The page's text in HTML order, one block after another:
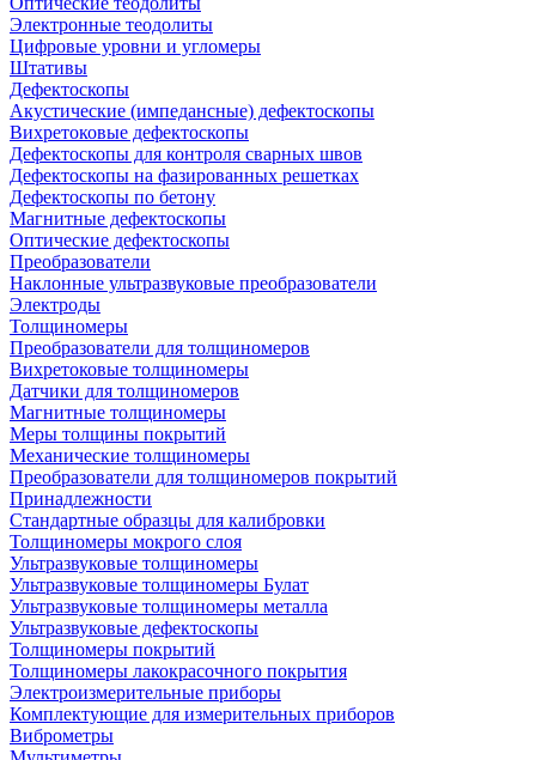
Электронные теодолиты
Цифровые уровни и угломеры
Штативы
Дефектоскопы
Акустические (импедансные) дефектоскопы
Вихретоковые дефектоскопы
Дефектоскопы для контроля сварных швов
Дефектоскопы на фазированных решетках
Дефектоскопы по бетону
Магнитные дефектоскопы
Оптические дефектоскопы
Преобразователи
Наклонные ультразвуковые преобразователи
Электроды
Толщиномеры
Преобразователи для толщиномеров
Вихретоковые толщиномеры
Датчики для толщиномеров
Магнитные толщиномеры
Меры толщины покрытий
Механические толщиномеры
Преобразователи для толщиномеров покрытий
Принадлежности
Стандартные образцы для калибровки
Толщиномеры мокрого слоя
Ультразвуковые толщиномеры
Ультразвуковые толщиномеры Булат
Ультразвуковые толщиномеры металла
Ультразвуковые дефектоскопы
Толщиномеры покрытий
Толщиномеры лакокрасочного покрытия
Электроизмерительные приборы
Комплектующие для измерительных приборов
Виброметры